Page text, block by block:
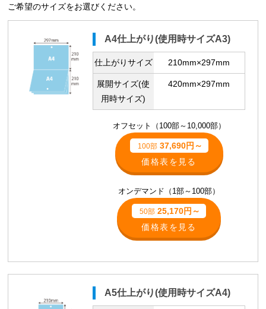
ご希望のサイズをお選びください。
A4仕上がり(使用時サイズA3)
仕上がりサイズ 210mm×297mm
展開サイズ(使
用時サイズ)
420mm×297mm
オフセット（100部～10,000部）
100部37,690円～
価格表を見る
オンデマンド（1部～100部）
50部 25,170円～
価格表を見る
A5仕上がり(使用時サイズA4)